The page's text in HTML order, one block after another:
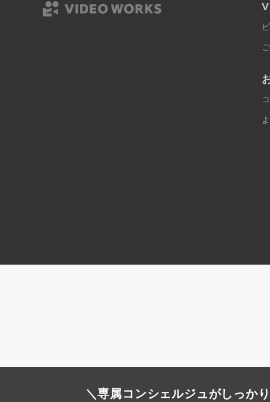
＼専属コンシェルジュがしっか